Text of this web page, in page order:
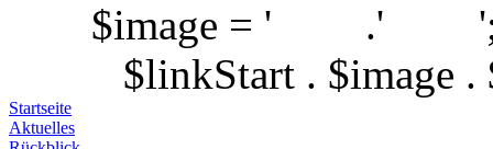
$image = '
$linkStart . $image .
Startseite
Aktuelles